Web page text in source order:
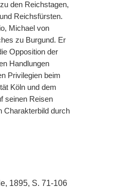
den Reichstagen,
Reichsfürsten.
Michael von
zu Burgund. Er
Opposition der
Handlungen
Privilegien beim
Köln und dem
seinen Reisen
Charakterbild durch
1895, S. 71-106